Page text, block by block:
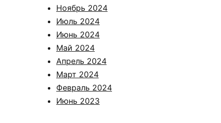
Ноябрь 2024
Июль 2024
Июнь 2024
Май 2024
Апрель 2024
Март 2024
Февраль 2024
Июнь 2023